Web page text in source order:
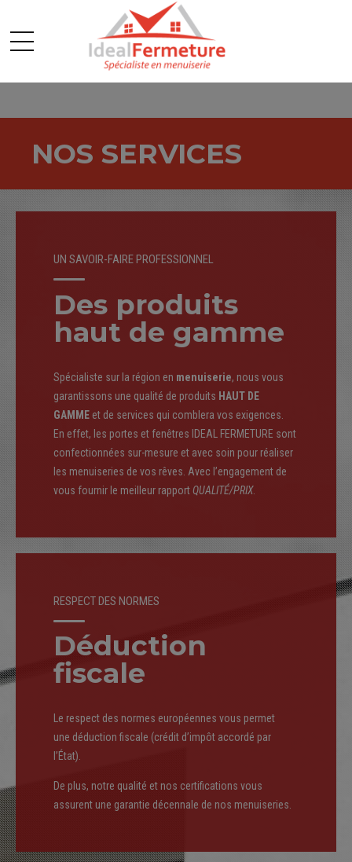
NOS SERVICES
UN SAVOIR-FAIRE PROFESSIONNEL
Des produits
haut de gamme
Spécialiste sur la région en menuiserie, nous vous
garantissons une qualité de produits HAUT DE
GAMME et de services qui comblera vos exigences.
En effet, les portes et fenêtres IDEAL FERMETURE sont
confectionnées sur-mesure et avec soin pour réaliser
les menuiseries de vos rêves. Avec l’engagement de
vous fournir le meilleur rapport QUALITÉ/PRIX.
RESPECT DES NORMES
Déduction
fiscale
Le respect des normes européennes vous permet
une déduction fiscale (crédit d’impôt accordé par
l’État).
De plus, notre qualité et nos certifications vous
assurent une garantie décennale de nos menuiseries.